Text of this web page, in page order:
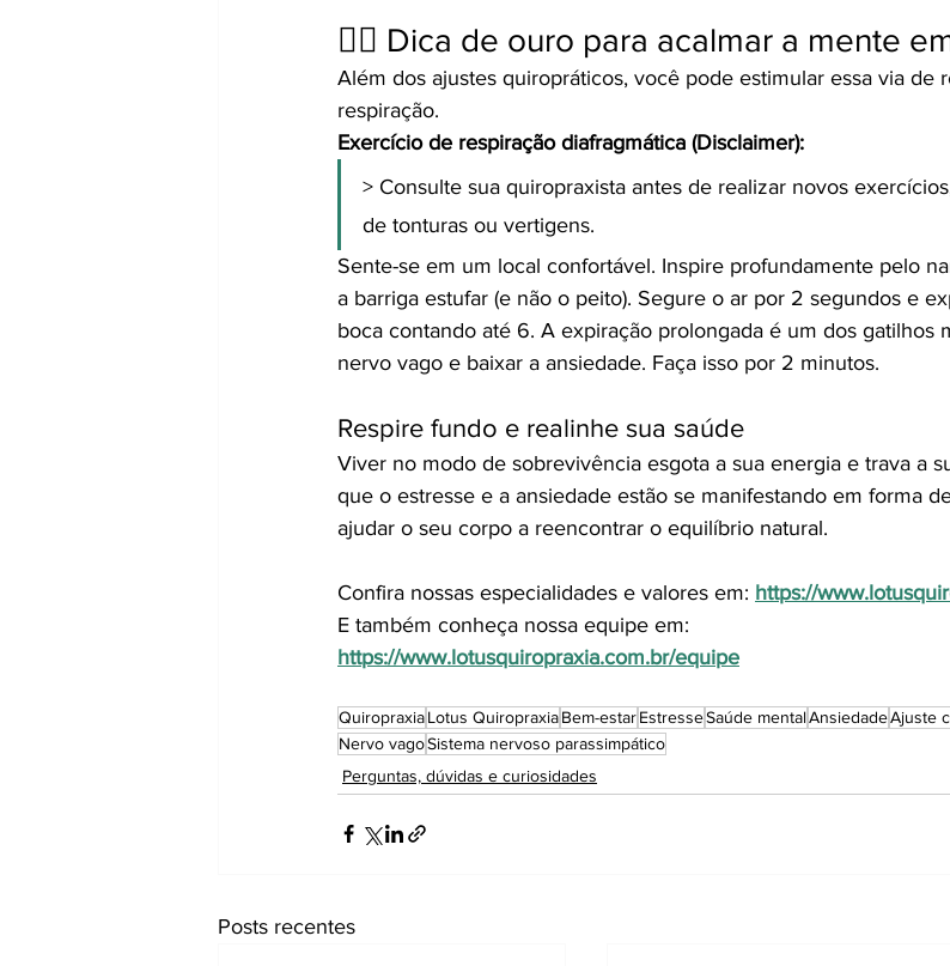
🧘‍♀️ Dica de ouro para acalmar a mente
Além dos ajustes quiropráticos, você pode estimular essa via de
respiração.
Exercício de respiração diafragmática (Disclaimer):
> Consulte sua quiropraxista antes de realizar novos
de tonturas ou vertigens.
Sente-se em um local confortável. Inspire profundamente pelo
a barriga estufar (e não o peito). Segure o ar por 2 segundos e
boca contando até 6. A expiração prolongada é um dos gatilhos
nervo vago e baixar a ansiedade. Faça isso por 2 minutos.
Respire fundo e realinhe sua saúde
Viver no modo de sobrevivência esgota a sua energia e trava a
que o estresse e a ansiedade estão se manifestando em forma
ajudar o seu corpo a reencontrar o equilíbrio natural.
Confira nossas especialidades e valores em: https://
E também conheça nossa equipe em:
https://www.lotusquiropraxia.com.br/equipe
QuiropraxiaLotus QuiropraxiaBem-estarEstresseSaúde mentalAnsiedadeAjuste
Nervo vagoSistema nervoso parassimpático
Perguntas, dúvidas e curiosidades
Posts recentes